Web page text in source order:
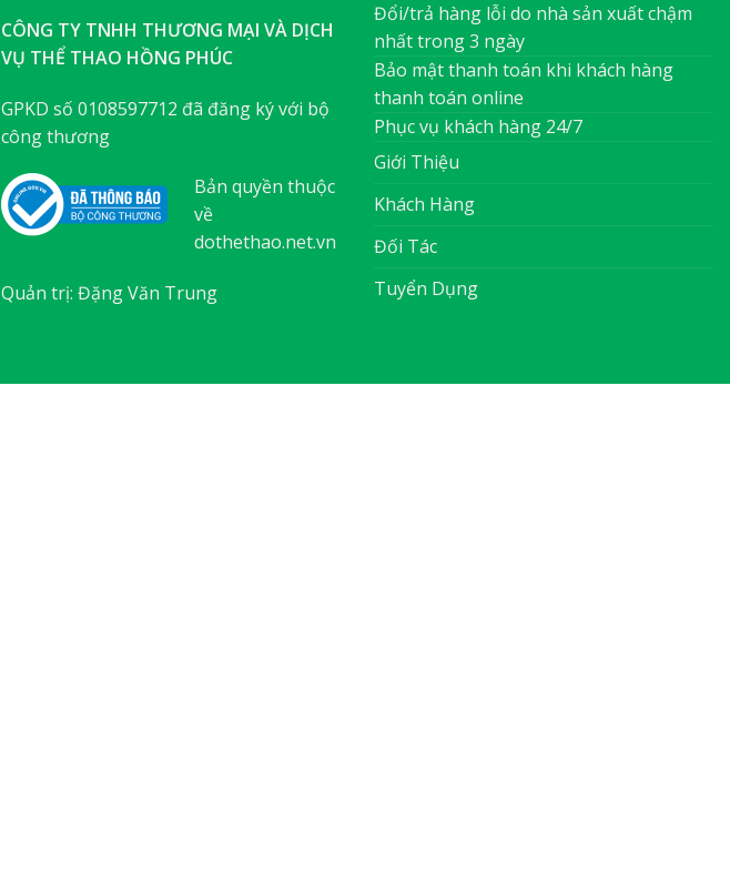
CÔNG TY TNHH THƯƠNG MẠI VÀ DỊCH
VỤ THỂ THAO HỒNG PHÚC
GPKD số 0108597712 đã đăng ký với bộ
công thương
Bản quyền thuộc
về
dothethao.net.vn
Quản trị: Đặng Văn Trung
Đổi/trả hàng lỗi do nhà sản xuất chậm
nhất trong 3 ngày
Bảo mật thanh toán khi khách hàng
thanh toán online
Phục vụ khách hàng 24/7
Giới Thiệu
Khách Hàng
Đối Tác
Tuyển Dụng